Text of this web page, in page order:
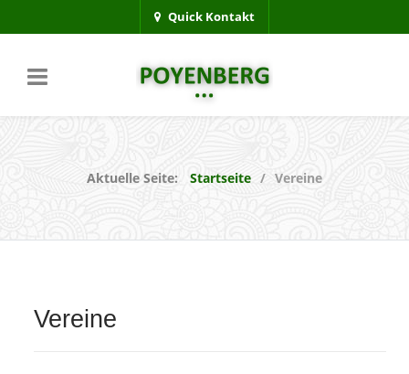
Quick Kontakt
Aktuelle Seite: Startseite Vereine
Vereine